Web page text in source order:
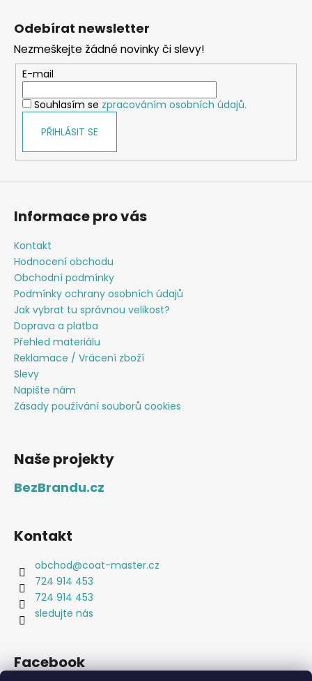
a
c
í
p
r
y
Odebírat newsletter
Nezmeškejte žádné novinky či slevy!
E-mail
Souhlasím se zpracováním osobních údajů.
PŘIHLÁSIT SE
Informace pro vás
Kontakt
Hodnocení obchodu
Obchodní podmínky
Podmínky ochrany osobních údajů
Jak vybrat tu správnou velikost?
Doprava a platba
Přehled materiálu
Reklamace / Vrácení zboží
Slevy
Napište nám
Zásady používání souborů cookies
Naše projekty
BezBrandu.cz
Kontakt
obchod@coat-master.cz
724 914 453
724 914 453
sledujte nás
Facebook